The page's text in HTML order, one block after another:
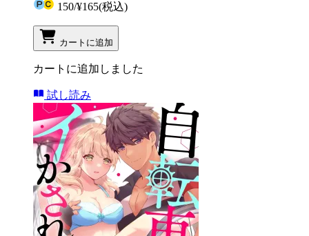
150/¥165(税込)
カートに追加
カートに追加しました
試し読み